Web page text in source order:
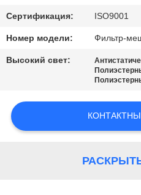
НОВОСТИ
СПРОСИТЕ
КАРТА
САЙТА
ПОЛИТИКА
Сертификация: ISO9001
Номер модели: Фильтр-
Высокий свет: